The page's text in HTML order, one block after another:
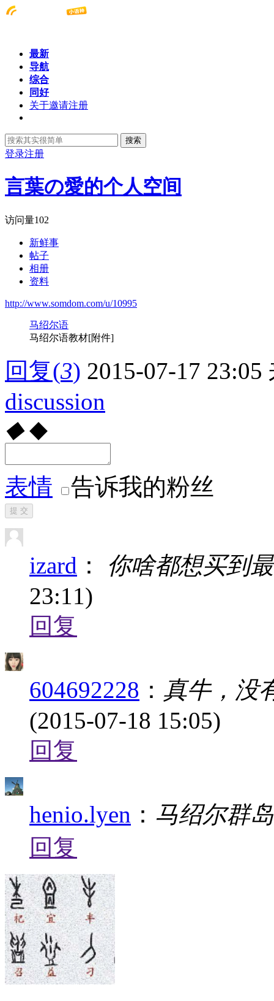
最新
导航
综合
同好
关于邀请注册
搜索
登录注册
言葉の愛的个人空间
访问量102
新鲜事
帖子
相册
资料
http://www.somdom.com/u/10995
马绍尔语
马绍尔语教材[附件]
回复(3) 2015-07-17 23:05
discussion
◆ ◆
表情 告诉我的粉丝
提 交
izard ：
你啥都想买到
23:11)
回复
604692228 ： 真牛，没
(2015-07-18 15:05)
回复
henio.lyen ： 马绍尔群岛
回复